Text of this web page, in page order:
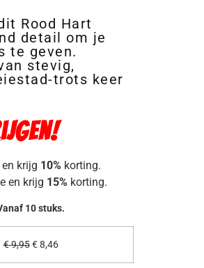
Rood Hart
detail om je
te geven.
stevig,
trots keer
krijg 10% korting.
en krijg 15% korting.
10 stuks.
€9,95 €8,46